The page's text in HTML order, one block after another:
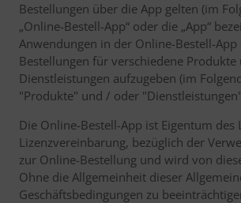
Bestellungen über die App gelten (im
„Online-Bestell-App“ oder die „App“
Anwendungen in der Online-Bestell-App
Bestellungen für verschiedene
Dienstleistungen aufzugeben (im
"Produkte" und / oder
Die Online-Bestell-App ist Eigentum des
Lizenzvereinbarung, bezüglich der
zur Online-Bestellung und wird von
Ohne die Allgemeinheit dieser
Geschäftsbedingungen zu